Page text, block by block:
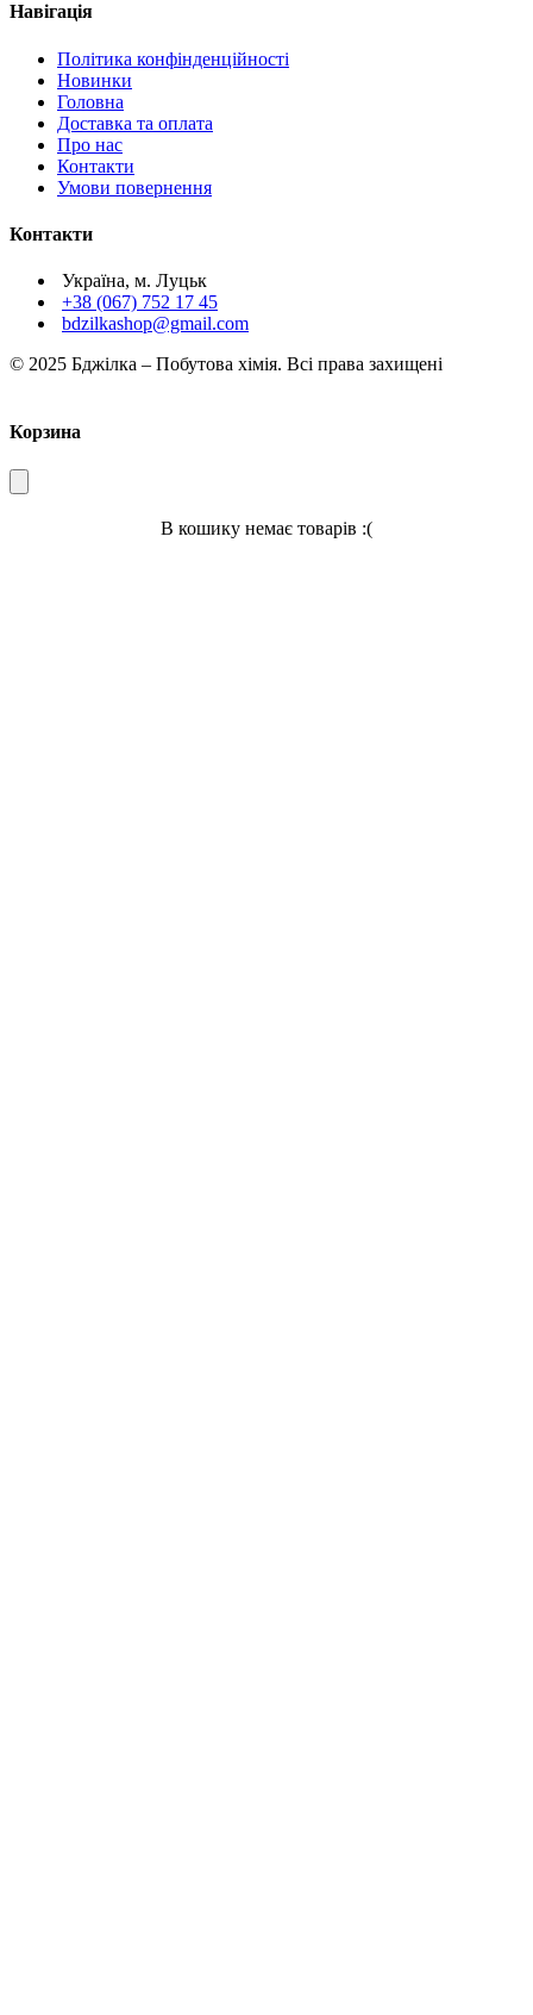
Навігація
Політика конфінденційності
Новинки
Головна
Доставка та оплата
Про нас
Контакти
Умови повернення
Контакти
Україна, м. Луцьк
+38 (067) 752 17 45
bdzilkashop@gmail.com
© 2025 Бджілка – Побутова хімія. Всі права захищені
Корзина
В кошику немає товарів :(